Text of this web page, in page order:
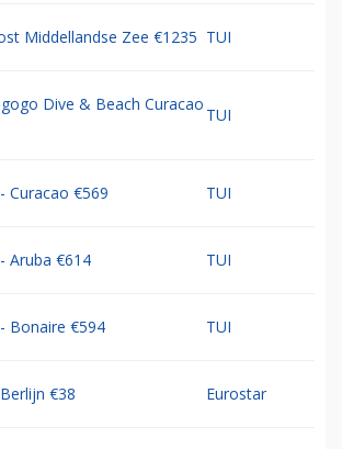
Middellandse Zee €1235 TUI
Dive & Beach Curacao
TUI
Curacao €569 TUI
Aruba €614 TUI
Bonaire €594 TUI
€38 Eurostar